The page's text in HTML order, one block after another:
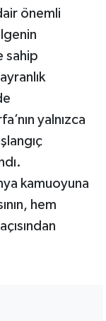
önemli
sahip
yalnızca
kamuoyuna
hem